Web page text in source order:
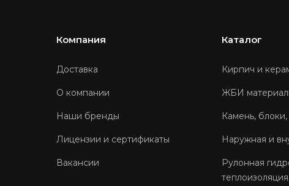
Компания
Доставка
О компании
Наши бренды
Лицензии и сертификаты
Вакансии
Каталог
Кирпич и
ЖБИ
Камень,
Наружная и
Рулонная